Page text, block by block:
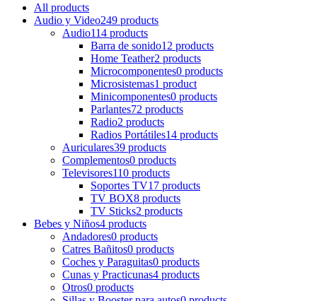
All products
Audio y Video249 products
Audio114 products
Barra de sonido12 products
Home Teather2 products
Microcomponentes0 products
Microsistemas1 product
Minicomponentes0 products
Parlantes72 products
Radio2 products
Radios Portátiles14 products
Auriculares39 products
Complementos0 products
Televisores110 products
Soportes TV17 products
TV BOX8 products
TV Sticks2 products
Bebes y Niños4 products
Andadores0 products
Catres Bañitos0 products
Coches y Paraguitas0 products
Cunas y Practicunas4 products
Otros0 products